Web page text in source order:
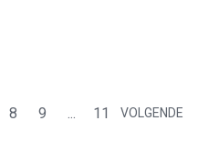
8 9 ... 11 VOLGENDE